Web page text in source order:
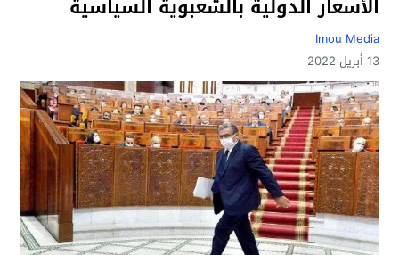
الأسعار الدولية بالشعبوية السياسية
Imou Media
13 أبريل 2022